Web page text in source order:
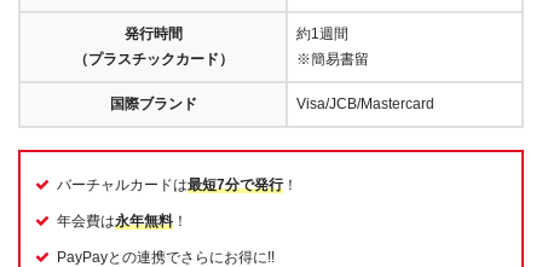
発行時間
（プラスチックカード）
約1週間
※簡易書留
国際ブランド Visa/JCB/Mastercard
バーチャルカードは最短7分で発行！
年会費は永年無料 ！
PayPayとの連携でさらにお得に!!